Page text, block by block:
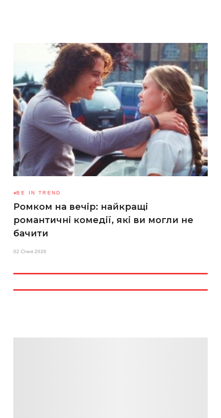
BE IN TREND
Ромком на вечір: найкращі
романтичні комедії, які ви могли не
бачити
02 Січня 2026